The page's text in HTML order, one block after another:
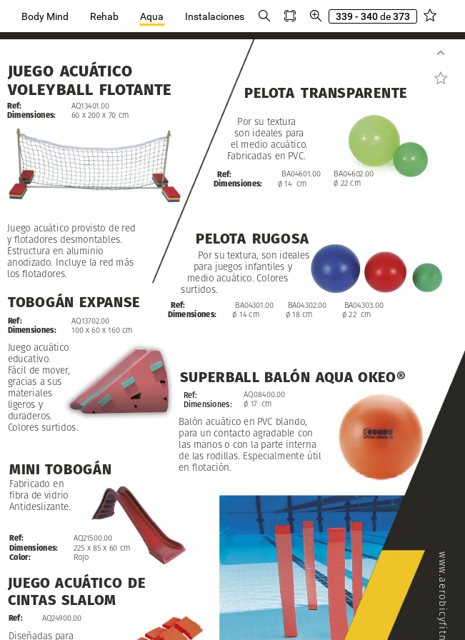
Body Mind Rehab Aqua Instalaciones 339 - 340de373
Fabricado en
fibra de vidrio
Antideslizante.
MINI TOBOGÁN
Ref:
Dimensiones:
Color:
AQ21500.00
225 x 85 x 60 cm
Rojo
Juego acuático provisto de red
y flotadores desmontables.
Estructura en aluminio
anodizado. Incluye la red más
los flotadores.
JUEGO ACUÁTICO
VOLEYBALL FLOTANTE
Ref:
Dimensiones:
AQ13401.00
60 x 200 x 70 cm
Juego acuático
educativo.
Fácil de mover,
gracias a sus
materiales
ligeros y
duraderos.
Colores surtidos.
TOBOGÁN EXPANSE
Ref:
Dimensiones:
AQ13702.00
100 x 60 x 160 cm
JUEGO ACUÁTICO DE
CINTAS SLALOM
Ref: AQ24900.00
Diseñadas para
Balón acuático en PVC blando,
para un contacto agradable con
las manos o con la parte interna
de las rodillas. Especialmente útil
en flotación.
SUPERBALL BALÓN AQUA OKEO®
Ref:
Dimensiones:
AQ08400.00
ø 17 cm
Por su textura, son ideales
para juegos infantiles y
medio acuático. Colores
surtidos.
PELOTA RUGOSA
Ref:
Dimensiones:
BA04301.00
ø 14 cm
BA04302.00
ø 18 cm
BA04303.00
ø 22 cm
Por su textura
son ideales para
el medio acuático.
Fabricadas en PVC.
PELOTA TRANSPARENTE
Ref:
Dimensiones:
BA04601.00
ø 14 cm
BA04602.00
ø 22 cm